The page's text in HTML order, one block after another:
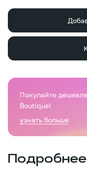
Подробнее
Покупайте
Boutique!
узнать больше